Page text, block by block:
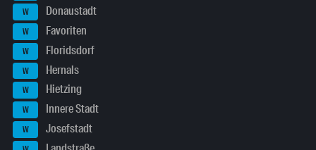
W Donaustadt
W Favoriten
W Floridsdorf
W Hernals
W Hietzing
W Innere Stadt
W Josefstadt